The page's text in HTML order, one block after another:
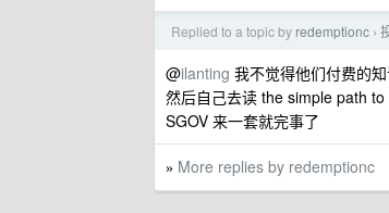
Replied to a topic by redemptionc ›
@ilanting 我不觉得他们付费的
然后自己去读 the simple path
SGOV 来一套就完事了
» More replies by redemptionc